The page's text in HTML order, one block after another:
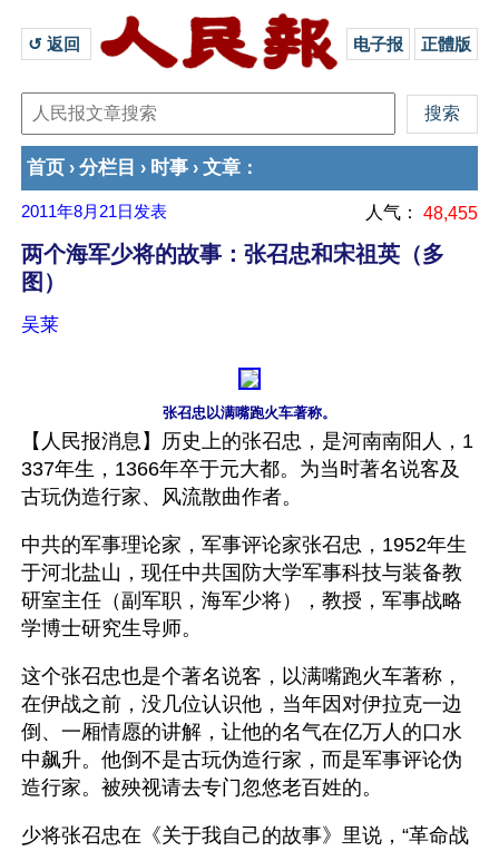
↺ 返回 电子报 正體版
首页 › 分栏目 › 时事 › 文章 ：
2011年8月21日 发表 人气： 48,455
两个海军少将的故事：张召忠和宋祖英（多
图）
吴莱
张召忠以满嘴跑火车著称。
【人民报消息】历史上的张召忠，是河南南阳人，1
337年生，1366年卒于元大都。为当时著名说客及
古玩伪造行家、风流散曲作者。
中共的军事理论家，军事评论家张召忠，1952年生
于河北盐山，现任中共国防大学军事科技与装备教
研室主任（副军职，海军少将），教授，军事战略
学博士研究生导师。
这个张召忠也是个著名说客，以满嘴跑火车著称，
在伊战之前，没几位认识他，当年因对伊拉克一边
倒、一厢情愿的讲解，让他的名气在亿万人的口水
中飙升。他倒不是古玩伪造行家，而是军事评论伪
造行家。被殃视请去专门忽悠老百姓的。
少将张召忠在《关于我自己的故事》里说，“革命战